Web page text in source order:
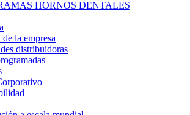
HORNOS DENTALES
la empresa
distribuidoras